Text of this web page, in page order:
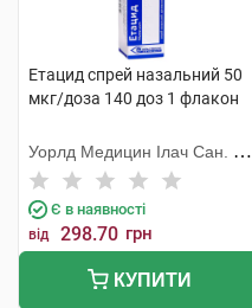
Етацид спрей назальний 50
мкг/доза 140 доз 1 флакон
Уорлд Медицин Ілач Сан. Ве
Тідж
Є в наявності
від 298.70 грн
КУПИТИ